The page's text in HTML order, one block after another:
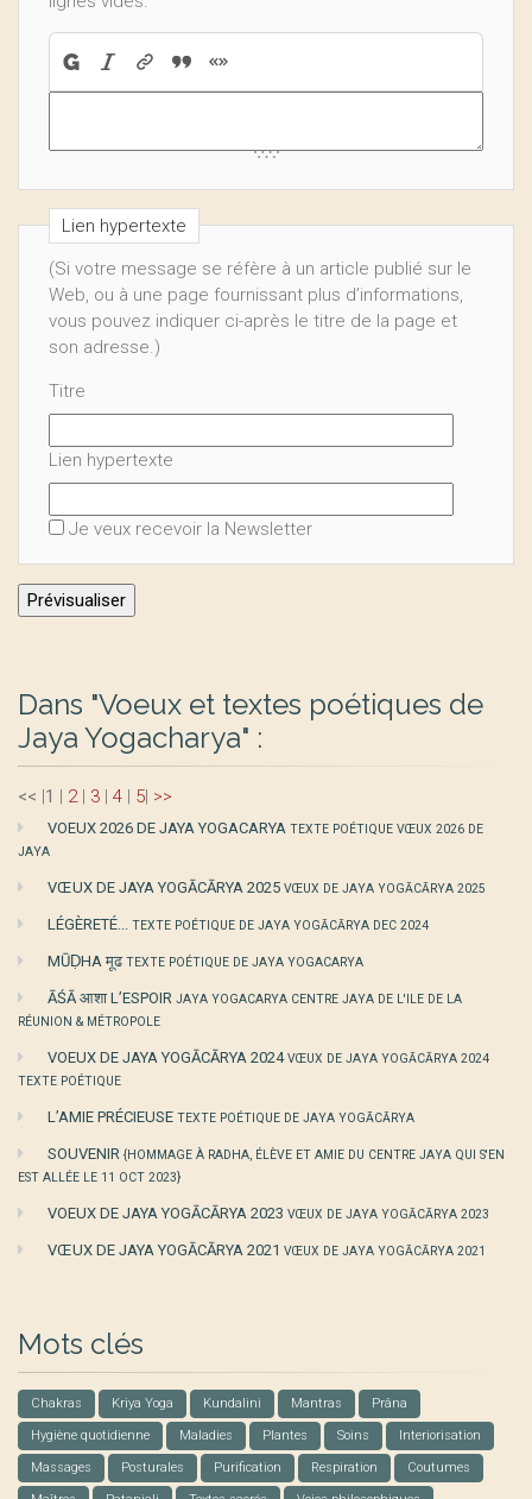
Lien hypertexte
(Si votre message se réfère à un article publié sur le
Web, ou à une page fournissant plus d’informations,
vous pouvez indiquer ci-après le titre de la page et
son adresse.)
Titre
Lien hypertexte
Je veux recevoir la Newsletter
Dans "Voeux et textes poétiques de
Jaya Yogacharya" :
<< |1 | 2 | 3 | 4 | 5| >>
VOEUX 2026 DE JAYA YOGACARYA TEXTE POÉTIQUE VŒUX 2026 DE
JAYA
VŒUX DE JAYA YOGĀCĀRYA 2025 VŒUX DE JAYA YOGĀCĀRYA 2025
LÉGÈRETÉ... TEXTE POÉTIQUE DE JAYA YOGĀCĀRYA DEC 2024
MŪḌHA मूढTEXTE POÉTIQUE DE JAYA YOGACARYA
ĀŚĀ आशा L’ESPOIR JAYA YOGACARYA CENTRE JAYA DE L'ILE DE LA
RÉUNION & MÉTROPOLE
VOEUX DE JAYA YOGĀCĀRYA 2024VŒUX DE JAYA YOGĀCĀRYA 2024
TEXTE POÉTIQUE
L’AMIE PRÉCIEUSE TEXTE POÉTIQUE DE JAYA YOGĀCĀRYA
SOUVENIR {HOMMAGE À RADHA, ÉLÈVE ET AMIE DU CENTRE JAYA QUI S'EN
EST ALLÉE LE 11 OCT 2023}
VOEUX DE JAYA YOGĀCĀRYA 2023 VŒUX DE JAYA YOGĀCĀRYA 2023
VŒUX DE JAYA YOGĀCĀRYA 2021 VŒUX DE JAYA YOGĀCĀRYA 2021
Mots clés
Chakras Kriya Yoga Kundalini Mantras Prâna
Hygiène quotidienne Maladies Plantes Soins Interiorisation
Massages Posturales Purification Respiration Coutumes